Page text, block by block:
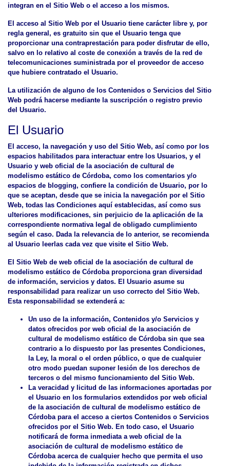
integran en el Sitio Web o el acceso a los mismos.
El acceso al Sitio Web por el Usuario tiene carácter libre y, por
regla general, es gratuito sin que el Usuario tenga que
proporcionar una contraprestación para poder disfrutar de ello,
salvo en lo relativo al coste de conexión a través de la red de
telecomunicaciones suministrada por el proveedor de acceso
que hubiere contratado el Usuario.
La utilización de alguno de los Contenidos o Servicios del Sitio
Web podrá hacerse mediante la suscripción o registro previo
del Usuario.
El Usuario
El acceso, la navegación y uso del Sitio Web, así como por los
espacios habilitados para interactuar entre los Usuarios, y el
Usuario y web oficial de la asociación de cultural de
modelismo estático de Córdoba, como los comentarios y/o
espacios de blogging, confiere la condición de Usuario, por lo
que se aceptan, desde que se inicia la navegación por el Sitio
Web, todas las Condiciones aquí establecidas, así como sus
ulteriores modificaciones, sin perjuicio de la aplicación de la
correspondiente normativa legal de obligado cumplimiento
según el caso. Dada la relevancia de lo anterior, se recomienda
al Usuario leerlas cada vez que visite el Sitio Web.
El Sitio Web de web oficial de la asociación de cultural de
modelismo estático de Córdoba proporciona gran diversidad
de información, servicios y datos. El Usuario asume su
responsabilidad para realizar un uso correcto del Sitio Web.
Esta responsabilidad se extenderá a:
Un uso de la información, Contenidos y/o Servicios y
datos ofrecidos por web oficial de la asociación de
cultural de modelismo estático de Córdoba sin que sea
contrario a lo dispuesto por las presentes Condiciones,
la Ley, la moral o el orden público, o que de cualquier
otro modo puedan suponer lesión de los derechos de
terceros o del mismo funcionamiento del Sitio Web.
La veracidad y licitud de las informaciones aportadas por
el Usuario en los formularios extendidos por web oficial
de la asociación de cultural de modelismo estático de
Córdoba para el acceso a ciertos Contenidos o Servicios
ofrecidos por el Sitio Web. En todo caso, el Usuario
notificará de forma inmediata a web oficial de la
asociación de cultural de modelismo estático de
Córdoba acerca de cualquier hecho que permita el uso